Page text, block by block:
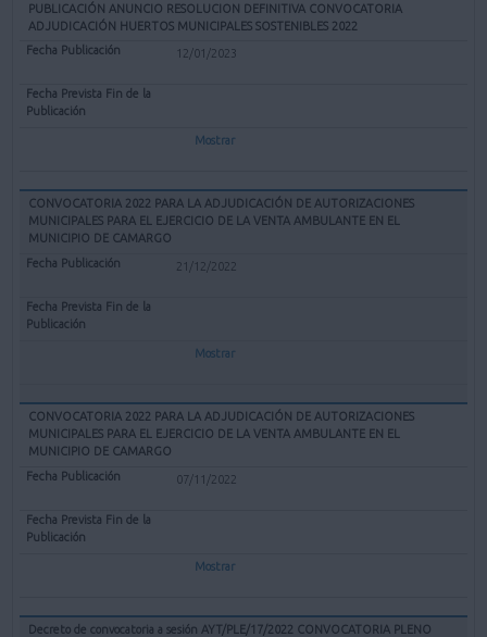
PUBLICACIÓN ANUNCIO RESOLUCION DEFINITIVA CONVOCATORIA
ADJUDICACIÓN HUERTOS MUNICIPALES SOSTENIBLES 2022
12/01/2023
Mostrar
CONVOCATORIA 2022 PARA LA ADJUDICACIÓN DE AUTORIZACIONES
MUNICIPALES PARA EL EJERCICIO DE LA VENTA AMBULANTE EN EL
MUNICIPIO DE CAMARGO
21/12/2022
Mostrar
CONVOCATORIA 2022 PARA LA ADJUDICACIÓN DE AUTORIZACIONES
MUNICIPALES PARA EL EJERCICIO DE LA VENTA AMBULANTE EN EL
MUNICIPIO DE CAMARGO
07/11/2022
Mostrar
Decreto de convocatoria a sesión AYT/PLE/17/2022 CONVOCATORIA PLENO